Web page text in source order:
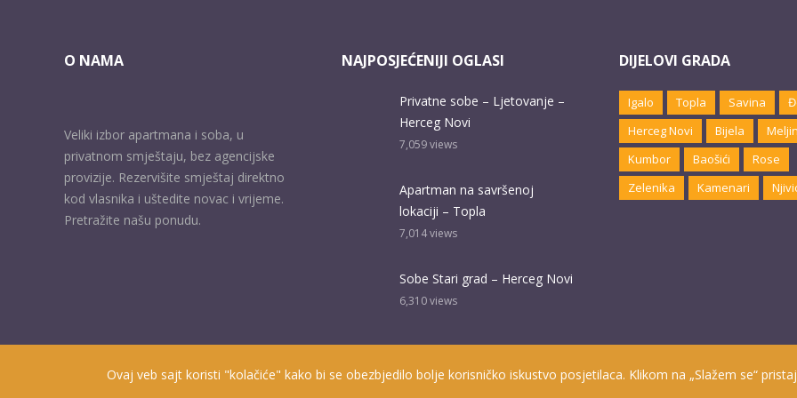
O NAMA
Veliki izbor apartmana i soba, u
privatnom smještaju, bez agencijske
provizije. Rezervišite smještaj direktno
kod vlasnika i uštedite novac i vrijeme.
Pretražite našu ponudu.
NAJPOSJEĆENIJI OGLASI
Privatne sobe – Ljetovanje –
Herceg Novi
7,059views
Apartman na savršenoj
lokaciji – Topla
7,014views
Sobe Stari grad – Herceg Novi
6,310views
DIJELOVI GRADA
Igalo Topla Savina
Herceg Novi
Bijela
Kumbor
Baošići
Rose
Zelenika
Kamenari
Prisutni od 2010. godine | 2019 © Smještaj u Herceg Novom
Ovaj veb sajt koristi "kolačiće" kako bi se obezbjedilo bolje korisničko iskustvo posjetilaca. Klikom na „Slažem se“